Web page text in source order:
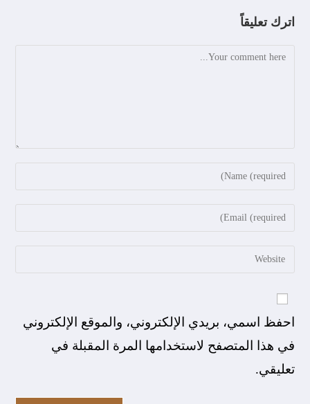
اترك تعليقاً
احفظ اسمي، بريدي الإلكتروني، والموقع الإلكتروني
في هذا المتصفح لاستخدامها المرة المقبلة في
تعليقي.